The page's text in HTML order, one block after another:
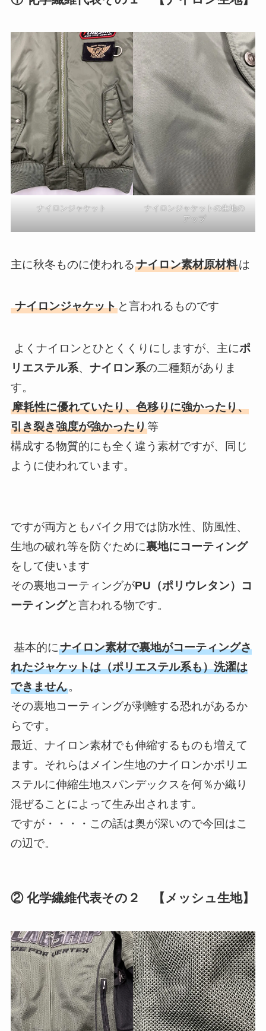
ナイロンジャケット
ナイロンジャケットの生地の
アップ
主に秋冬ものに使われるナイロン素材原材料は
ナイロンジャケットと言われるものです
よくナイロンとひとくくりにしますが、主にポ
リエステル系、 ナイロン系の二種類がありま
す。
摩耗性に優れていたり、色移りに強かったり、
引き裂き強度が強かったり等
構成する物質的にも全く違う素材ですが、同じ
ように使われています。
ですが両方ともバイク用では防水性、防風性、
生地の破れ等を防ぐために裏地にコーティング
をして使います
その裏地コーティングがPU（ポリウレタン）コ
ーティングと言われる物です。
基本的にナイロン素材で裏地がコーティングさ
れたジャケットは（ポリエステル系も）洗濯は
できません。
その裏地コーティングが剥離する恐れがあるか
らです。
最近、ナイロン素材でも伸縮するものも増えて
ます。それらはメイン生地のナイロンかポリエ
ステルに伸縮生地スパンデックスを何％か織り
混ぜることによって生み出されます。
ですが・・・・この話は奥が深いので今回はこ
の辺で。
② 化学繊維代表その２ 【メッシュ生地】